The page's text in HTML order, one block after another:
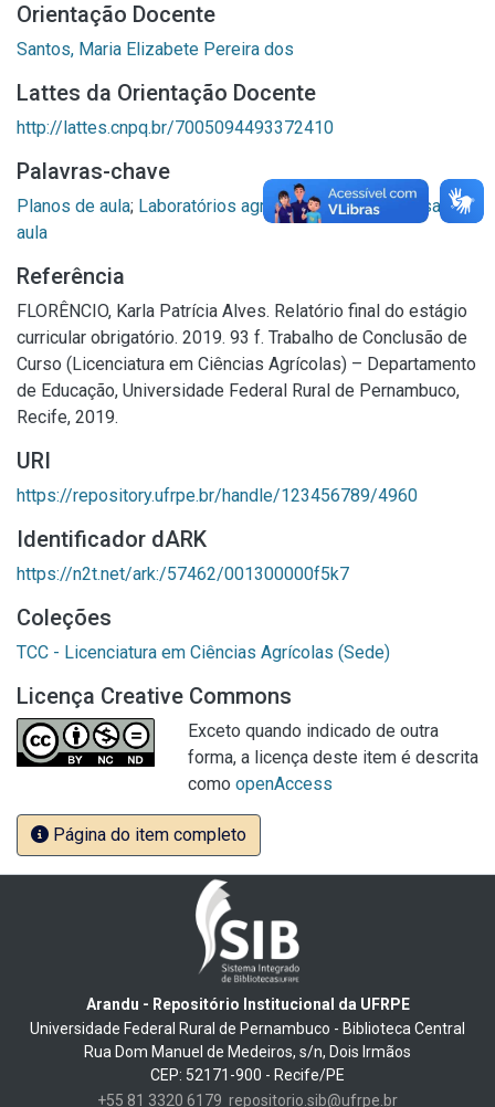
Orientação Docente
Santos, Maria Elizabete Pereira dos
Lattes da Orientação Docente
http://lattes.cnpq.br/7005094493372410
Palavras-chave
Planos de aula; Laboratórios agrícolas;Ambiente de sala de
aula
Referência
FLORÊNCIO, Karla Patrícia Alves. Relatório final do estágio
curricular obrigatório. 2019. 93 f. Trabalho de Conclusão de
Curso (Licenciatura em Ciências Agrícolas) – Departamento
de Educação, Universidade Federal Rural de Pernambuco,
Recife, 2019.
URI
https://repository.ufrpe.br/handle/123456789/4960
Identificador dARK
https://n2t.net/ark:/57462/001300000f5k7
Coleções
TCC - Licenciatura em Ciências Agrícolas (Sede)
Licença Creative Commons
Exceto quando indicado de outra
forma, a licença deste item é descrita
como openAccess
Página do item completo
Arandu - Repositório Institucional da UFRPE
Universidade Federal Rural de Pernambuco - Biblioteca Central
Rua Dom Manuel de Medeiros, s/n, Dois Irmãos
CEP: 52171-900 - Recife/PE
+55 81 3320 6179 repositorio.sib@ufrpe.br